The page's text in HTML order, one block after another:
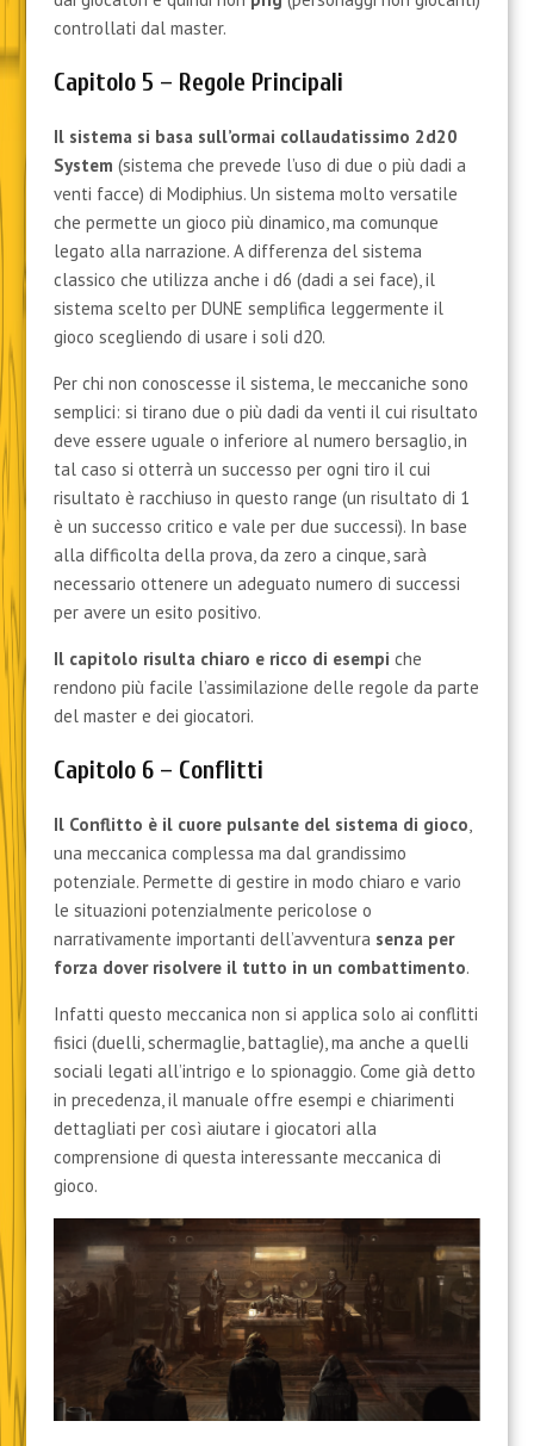
controllati dal master.
Capitolo 5 – Regole Principali
Il sistema si basa sull’ormai collaudatissimo 2d20
System (sistema che prevede l’uso di due o più dadi a
venti facce) di Modiphius. Un sistema molto versatile
che permette un gioco più dinamico, ma comunque
legato alla narrazione. A differenza del sistema
classico che utilizza anche i d6 (dadi a sei face), il
sistema scelto per DUNE semplifica leggermente il
gioco scegliendo di usare i soli d20.
Per chi non conoscesse il sistema, le meccaniche sono
semplici: si tirano due o più dadi da venti il cui risultato
deve essere uguale o inferiore al numero bersaglio, in
tal caso si otterrà un successo per ogni tiro il cui
risultato è racchiuso in questo range (un risultato di 1
è un successo critico e vale per due successi). In base
alla difficolta della prova, da zero a cinque, sarà
necessario ottenere un adeguato numero di successi
per avere un esito positivo.
Il capitolo risulta chiaro e ricco di esempi che
rendono più facile l’assimilazione delle regole da parte
del master e dei giocatori.
Capitolo 6 – Conflitti
Il Conflitto è il cuore pulsante del sistema di gioco
una meccanica complessa ma dal grandissimo
potenziale. Permette di gestire in modo chiaro e vario
le situazioni potenzialmente pericolose o
narrativamente importanti dell’avventura senza per
forza dover risolvere il tutto in un combattimento.
Infatti questo meccanica non si applica solo ai conflitti
fisici (duelli, schermaglie, battaglie), ma anche a quelli
sociali legati all’intrigo e lo spionaggio. Come già detto
in precedenza, il manuale offre esempi e chiarimenti
dettagliati per così aiutare i giocatori alla
comprensione di questa interessante meccanica di
gioco.